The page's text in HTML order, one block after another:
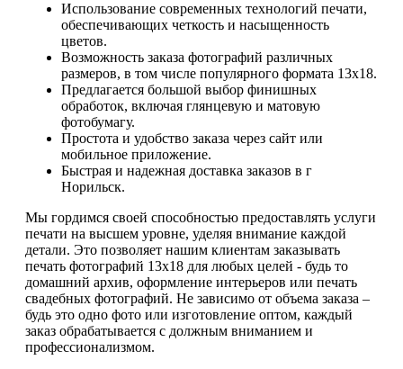
Использование современных технологий печати,
обеспечивающих четкость и насыщенность
цветов.
Возможность заказа фотографий различных
размеров, в том числе популярного формата 13х18.
Предлагается большой выбор финишных
обработок, включая глянцевую и матовую
фотобумагу.
Простота и удобство заказа через сайт или
мобильное приложение.
Быстрая и надежная доставка заказов в г
Норильск.
Мы гордимся своей способностью предоставлять услуги
печати на высшем уровне, уделяя внимание каждой
детали. Это позволяет нашим клиентам заказывать
печать фотографий 13х18 для любых целей - будь то
домашний архив, оформление интерьеров или печать
свадебных фотографий. Не зависимо от объема заказа –
будь это одно фото или изготовление оптом, каждый
заказ обрабатывается с должным вниманием и
профессионализмом.